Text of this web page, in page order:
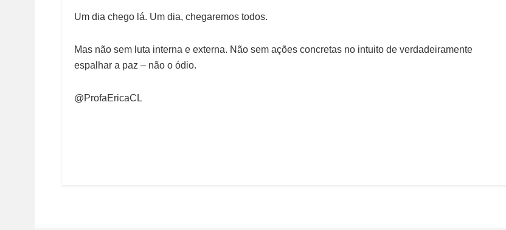
Um dia chego lá. Um dia, chegaremos todos.
Mas não sem luta interna e externa. Não sem ações concretas no intuito de verdadeiramente
espalhar a paz – não o ódio.
@ProfaEricaCL